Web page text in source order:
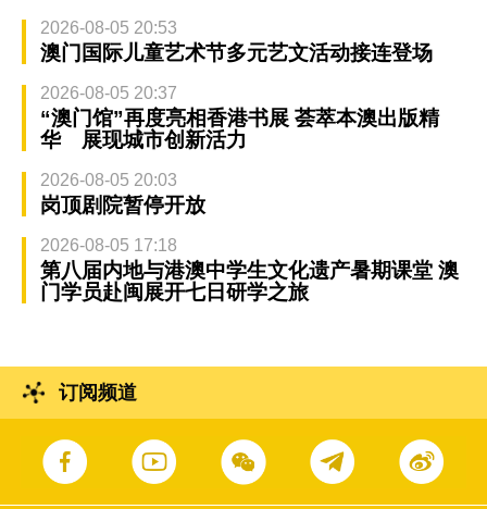
2026-08-05 20:53
澳门国际儿童艺术节多元艺文活动接连登场
2026-08-05 20:37
“澳门馆”再度亮相香港书展 荟萃本澳出版精
华 展现城市创新活力
2026-08-05 20:03
岗顶剧院暂停开放
2026-08-05 17:18
第八届内地与港澳中学生文化遗产暑期课堂 澳
门学员赴闽展开七日研学之旅
订阅频道